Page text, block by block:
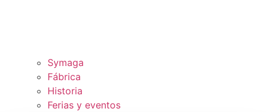
Symaga
Fábrica
Historia
Ferias y eventos